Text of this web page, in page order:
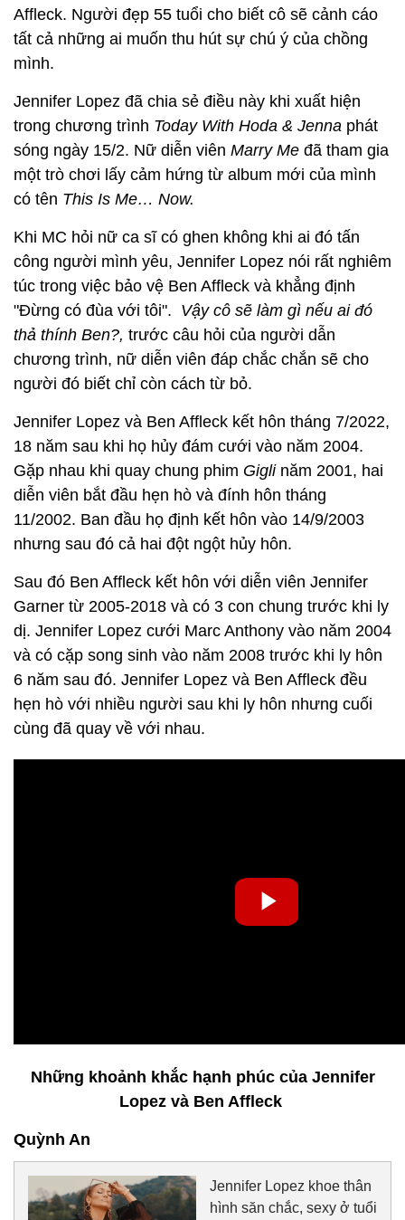
Affleck. Người đẹp 55 tuổi cho biết cô sẽ cảnh cáo
tất cả những ai muốn thu hút sự chú ý của chồng
mình.
Jennifer Lopez đã chia sẻ điều này khi xuất hiện
trong chương trình Today With Hoda & Jenna phát
sóng ngày 15/2. Nữ diễn viên Marry Me đã tham gia
một trò chơi lấy cảm hứng từ album mới của mình
có tên This Is Me… Now.
Khi MC hỏi nữ ca sĩ có ghen không khi ai đó tấn
công người mình yêu, Jennifer Lopez nói rất nghiêm
túc trong việc bảo vệ Ben Affleck và khẳng định
"Đừng có đùa với tôi". Vậy cô sẽ làm gì nếu ai đó
thả thính Ben?, trước câu hỏi của người dẫn
chương trình, nữ diễn viên đáp chắc chắn sẽ cho
người đó biết chỉ còn cách từ bỏ.
Jennifer Lopez và Ben Affleck kết hôn tháng 7/2022,
18 năm sau khi họ hủy đám cưới vào năm 2004.
Gặp nhau khi quay chung phim Giglinăm 2001, hai
diễn viên bắt đầu hẹn hò và đính hôn tháng
11/2002. Ban đầu họ định kết hôn vào 14/9/2003
nhưng sau đó cả hai đột ngột hủy hôn.
Sau đó Ben Affleck kết hôn với diễn viên Jennifer
Garner từ 2005-2018 và có 3 con chung trước khi ly
dị. Jennifer Lopez cưới Marc Anthony vào năm 2004
và có cặp song sinh vào năm 2008 trước khi ly hôn
6 năm sau đó. Jennifer Lopez và Ben Affleck đều
hẹn hò với nhiều người sau khi ly hôn nhưng cuối
cùng đã quay về với nhau.
Những khoảnh khắc hạnh phúc của Jennifer
Lopez và Ben Affleck
Quỳnh An
Jennifer Lopez khoe thân
hình săn chắc, sexy ở tuổi